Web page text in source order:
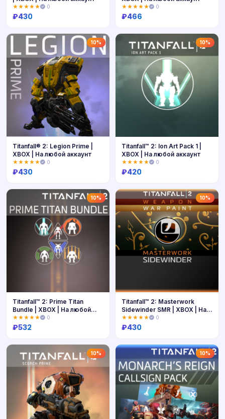
Купить
★★★★★ 0
₽430
Купить
★★★★★ 0
₽466
10%
Купить
Titanfall® 2: Legion Prime |
XBOX | На любой аккаунт
★★★★★ 0
₽430
10%
Купить
Titanfall™ 2: Ion Art Pack 1 |
XBOX | На любой аккаунт
★★★★★ 0
₽420
10%
Купить
Titanfall™ 2: Prime Titan
Bundle | XBOX | На любой
аккаунт
★★★★★ 0
₽532
10%
Купить
Titanfall™ 2: Masterwork
Sidewinder SMR | XBOX | На
любой аккаунт
★★★★★ 0
₽430
10% 10%